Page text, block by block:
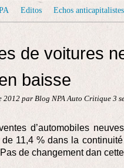
Editos Echos anticapitalistes
de voitures
baisse
2012 par Blog NPA Auto Critique 3
d’automobiles
11,4 % dans la
de changement dan